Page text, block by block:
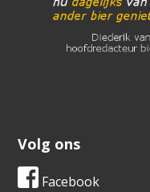
Volg ons
Facebook